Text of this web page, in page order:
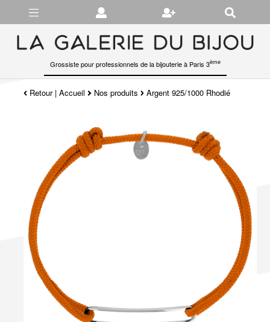
Grossiste pour professionnels de la bijouterie à Paris 3ème
Retour|Accueil Nos produits Argent 925/1000 Rhodié
Gérer les préférences en matière de cookies